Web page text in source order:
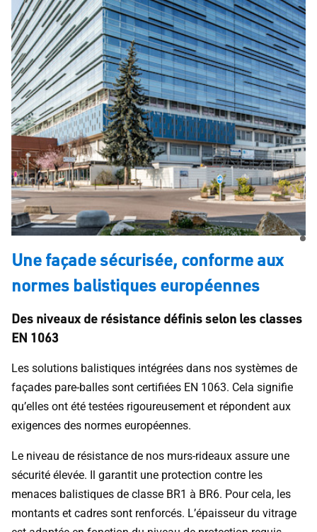
Une façade sécurisée, conforme aux
normes balistiques européennes
Des niveaux de résistance définis selon les classes
EN 1063
Les solutions balistiques intégrées dans nos systèmes de
façades pare-balles sont certifiées EN 1063. Cela signifie
qu’elles ont été testées rigoureusement et répondent aux
exigences des normes européennes.
Le niveau de résistance de nos murs-rideaux assure une
sécurité élevée. Il garantit une protection contre les
menaces balistiques de classe BR1 à BR6. Pour cela, les
montants et cadres sont renforcés. L’épaisseur du vitrage